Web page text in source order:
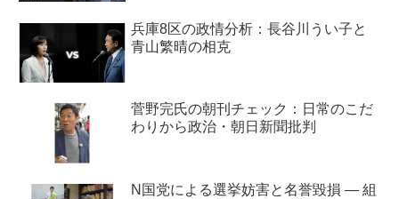
兵庫8区の政情分析：長谷川うい子と
青山繁晴の相克
菅野完氏の朝刊チェック：日常のこだ
わりから政治・朝日新聞批判
N国党による選挙妨害と名誉毀損 ― 組